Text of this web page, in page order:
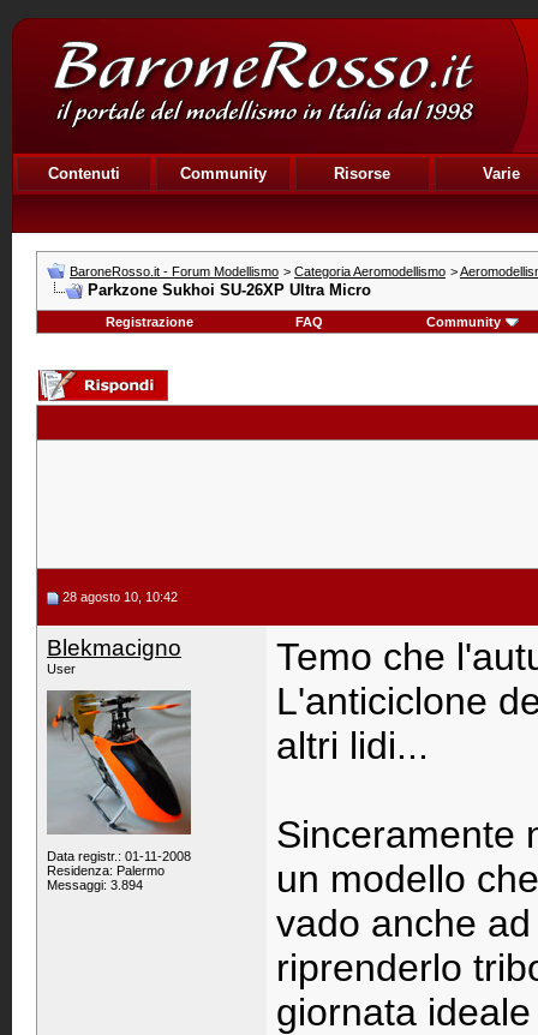
Contenuti Community Risorse Varie
BaroneRosso.it - Forum Modellismo > Categoria Aeromodellismo >
Parkzone Sukhoi SU-26XP Ultra Micro
Registrazione FAQ Community
28 agosto 10, 10:42
Blekmacigno
User
Data registr.: 01-11-2008
Residenza: Palermo
Messaggi: 3.894
Temo che
L'anticiclone
altri lidi...
Sinceramente
un modello
vado anche
riprenderlo
giornata